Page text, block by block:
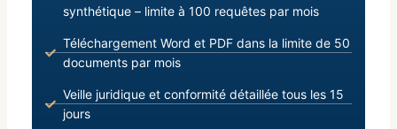
synthétique – limite à 100 requêtes par mois
Téléchargement Word et PDF dans la limite de 50
documents par mois
Veille juridique et conformité détaillée tous les 15
jours